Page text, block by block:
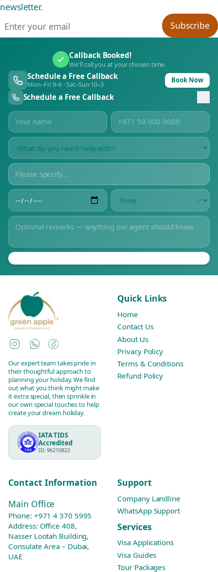
newsletter.
Subscribe
Callback Booked!
We'll call you at your chosen time.
Schedule a Free Callback
Mon–Fri 9–6 · Sat–Sun 10–3 Book Now
Schedule a Free Callback
Instagram
WhatsAppFacebook
Our expert team takes pride in
their thoughtful approach to
planning your holiday. We find
out what you think might make
it extra special, then sprinkle in
our own special touches to help
create your dream holiday.
IATA TIDS
Accredited
ID: 96210822
Quick Links
Home
Contact Us
About Us
Privacy Policy
Terms & Conditions
Refund Policy
Contact Information
Main Office
Phone: +971 4 370 5995
Address: Office 408,
Nasser Lootah Building,
Consulate Area – Dubai,
UAE
Support
Company Landline
WhatsApp Support
Services
Visa Applications
Visa Guides
Tour Packages